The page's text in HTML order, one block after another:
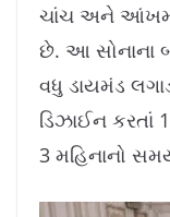
ચાંચ અને આંખમાં
છે. આ સોનાના
વધુ ડાયમંડ
ડિઝાઈન કરતાં
3 મહિનાનો